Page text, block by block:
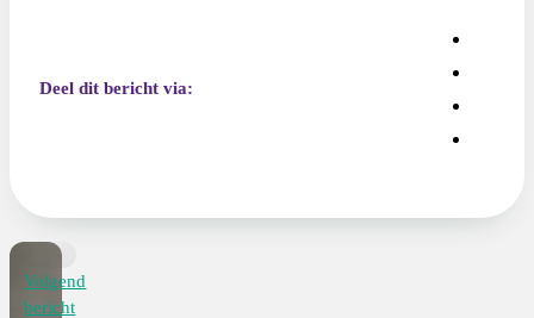
Deel dit bericht via:
Volgend
bericht